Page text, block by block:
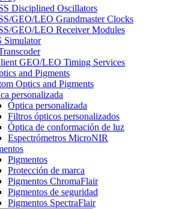
Disciplined Oscillators
GEO/LEO Grandmaster Clocks
GEO/LEO Receiver Modules
Simulator
GEO/LEO Timing Services
and Pigments
Optics and Pigments
personalizada
Óptica personalizada
Filtros ópticos personalizados
Óptica de conformación de luz
Espectrómetros MicroNIR
Pigmentos
Protección de marca
Pigmentos ChromaFlair
Pigmentos de seguridad
Pigmentos SpectraFlair